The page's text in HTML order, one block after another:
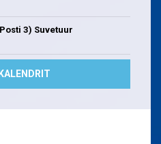
3) Suvetuur